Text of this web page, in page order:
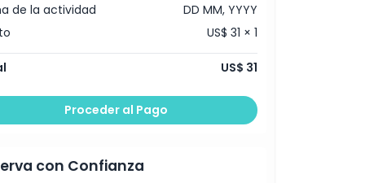
de la actividad
DD MM, YYYY
US$ 31 × 1
US$ 31
Proceder al Pago
con Confianza